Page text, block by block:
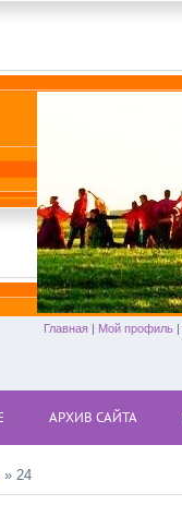
Главная | Мой профиль |
АРХИВ САЙТА
» 24